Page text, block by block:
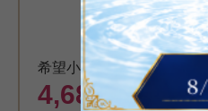
希望小売価格 7,150円
4,689 円（税込）